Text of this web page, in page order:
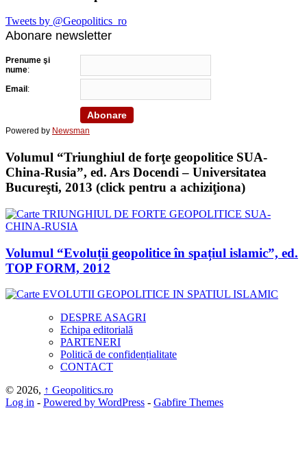
Tweets by @Geopolitics_ro
Abonare newsletter
Prenume şi
nume:
Email :
Powered by Newsman
Volumul “Triunghiul de forţe geopolitice SUA-
China-Rusia”, ed. Ars Docendi – Universitatea
Bucureşti, 2013 (click pentru a achiziţiona)
Volumul “Evoluții geopolitice în spațiul islamic”, ed.
TOP FORM, 2012
DESPRE ASAGRI
Echipa editorială
PARTENERI
Politică de confidențialitate
CONTACT
© 2026, ↑ Geopolitics.ro
Log in - Powered by WordPress - Gabfire Themes